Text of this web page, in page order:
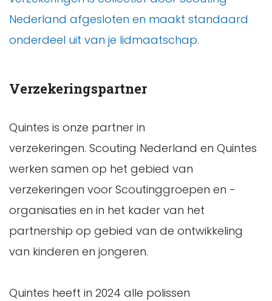
Nederland afgesloten en maakt standaard
onderdeel uit van je lidmaatschap.
Verzekeringspartner
Quintes is onze partner in
verzekeringen. Scouting Nederland en Quintes
werken samen op het gebied van
verzekeringen voor Scoutinggroepen en -
organisaties en in het kader van het
partnership op gebied van de ontwikkeling
van kinderen en jongeren.
Quintes heeft in 2024 alle polissen